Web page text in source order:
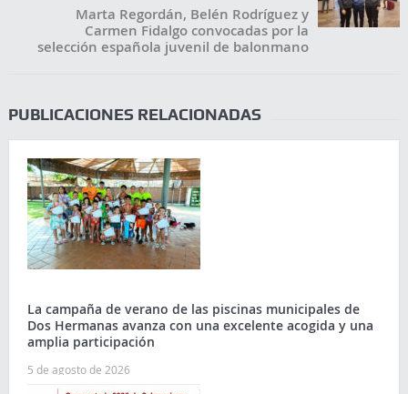
Marta Regordán, Belén Rodríguez y
Carmen Fidalgo convocadas por la
selección española juvenil de balonmano
PUBLICACIONES RELACIONADAS
La campaña de verano de las piscinas municipales de
Dos Hermanas avanza con una excelente acogida y una
amplia participación
5 de agosto de 2026